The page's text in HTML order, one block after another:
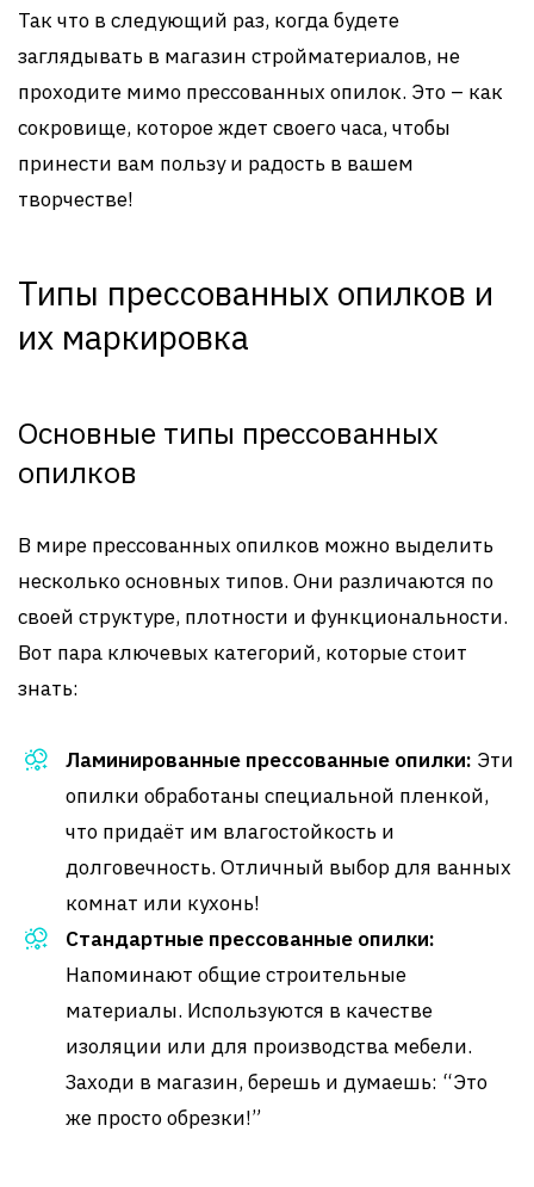
Так что в следующий раз, когда будете
заглядывать в магазин стройматериалов, не
проходите мимо прессованных опилок. Это – как
сокровище, которое ждет своего часа, чтобы
принести вам пользу и радость в вашем
творчестве!
Типы прессованных опилков и
их маркировка
Основные типы прессованных
опилков
В мире прессованных опилков можно выделить
несколько основных типов. Они различаются по
своей структуре, плотности и функциональности.
Вот пара ключевых категорий, которые стоит
знать:
Ламинированные прессованные опилки: Эти
опилки обработаны специальной пленкой,
что придаёт им влагостойкость и
долговечность. Отличный выбор для ванных
комнат или кухонь!
Стандартные прессованные опилки:
Напоминают общие строительные
материалы. Используются в качестве
изоляции или для производства мебели.
Заходи в магазин, берешь и думаешь: “Это
же просто обрезки!”